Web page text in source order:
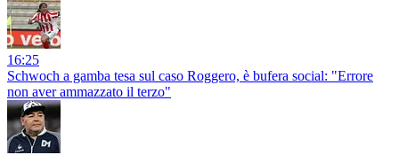
16:25
Schwoch a gamba tesa sul caso Roggero, è bufera social: "Errore
non aver ammazzato il terzo"